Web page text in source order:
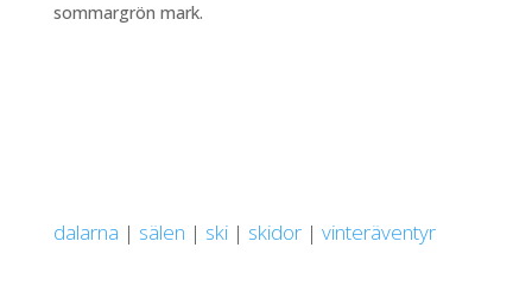
sommargrön mark.
dalarna | sälen | ski| skidor| vinteräventyr